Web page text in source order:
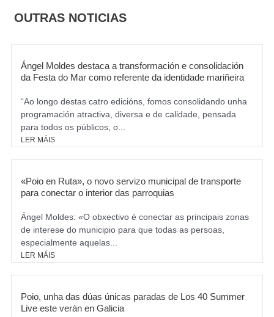
o
o
m
OUTRAS NOTICIAS
Ángel Moldes destaca a transformación e consolidación
da Festa do Mar como referente da identidade mariñeira
“Ao longo destas catro edicións, fomos consolidando unha
programación atractiva, diversa e de calidade, pensada
para todos os públicos, o...
LER MÁIS
«Poio en Ruta», o novo servizo municipal de transporte
para conectar o interior das parroquias
Ángel Moldes: «O obxectivo é conectar as principais zonas
de interese do municipio para que todas as persoas,
especialmente aquelas...
LER MÁIS
Poio, unha das dúas únicas paradas de Los 40 Summer
Live este verán en Galicia